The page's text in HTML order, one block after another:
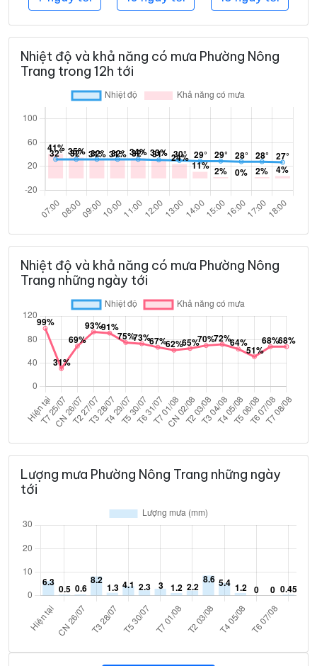
Nhiệt độ và khả năng có mưa Phường Nông
Trang trong 12h tới
Nhiệt độ và khả năng có mưa Phường Nông
Trang những ngày tới
Lượng mưa Phường Nông Trang những ngày
tới